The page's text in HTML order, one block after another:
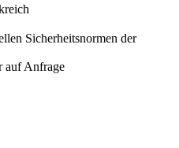
Sicherheitsnormen der
auf Anfrage